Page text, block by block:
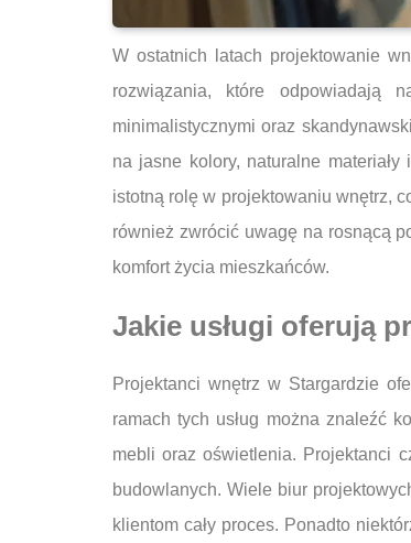
W ostatnich latach projektowanie
rozwiązania, które odpowiadają
minimalistycznymi oraz
na jasne kolory, naturalne
istotną rolę w projektowaniu wnętrz,
również zwrócić uwagę na rosnącą
komfort życia mieszkańców.
Jakie usługi oferują
Projektanci wnętrz w Stargardzie
ramach tych usług można znaleźć
mebli oraz oświetlenia. Projektanci
budowlanych. Wiele biur
klientom cały proces. Ponadto